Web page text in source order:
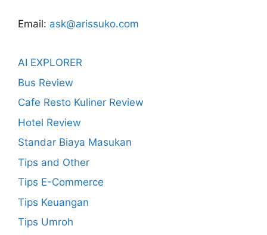
Email: ask@arissuko.com
AI EXPLORER
Bus Review
Cafe Resto Kuliner Review
Hotel Review
Standar Biaya Masukan
Tips and Other
Tips E-Commerce
Tips Keuangan
Tips Umroh